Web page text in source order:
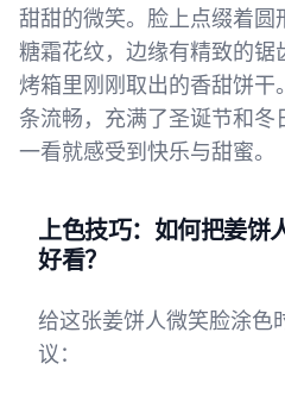
甜甜的微笑。脸上点缀着圆
糖霜花纹，边缘有精致的锯
烤箱里刚刚取出的香甜饼
条流畅，充满了圣诞节和
一看就感受到快乐与甜蜜。
上色技巧：如何把姜饼
好看？
给这张姜饼人微笑脸涂色
议：